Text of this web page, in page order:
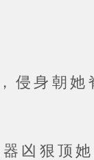
身朝她
凶狠顶她